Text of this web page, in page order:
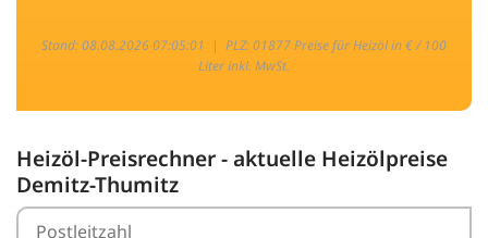
Stand: 08.08.2026 07:05:01 | PLZ: 01877 Preise für Heizöl in € / 100
Liter inkl. MwSt.
Heizöl-Preisrechner - aktuelle Heizölpreise
Demitz-Thumitz